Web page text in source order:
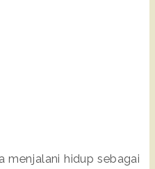
menjalani hidup sebagai